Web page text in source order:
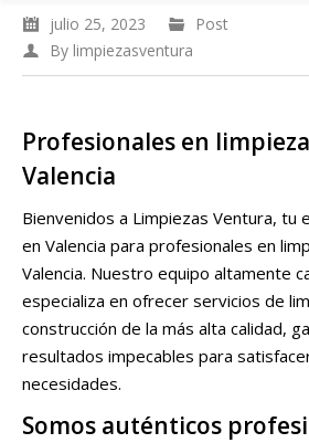
julio 25, 2023
Post
By limpiezasventura
Profesionales en
Valencia
Bienvenidos a Limpiezas Ventura, tu
en Valencia para profesionales en
Valencia. Nuestro equipo altamente
especializa en ofrecer servicios de
construcción de la más alta calidad,
resultados impecables para
necesidades.
Somos auténticos